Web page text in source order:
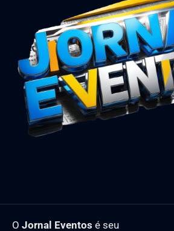
O Jornal Eventos é seu